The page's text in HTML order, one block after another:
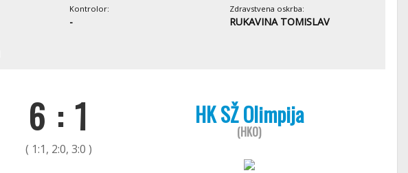
Kontrolor:
-
Zdravstvena oskrba:
RUKAVINA TOMISLAV
6 : 1
( 1:1, 2:0, 3:0 )
HK SŽ Olimpija
(HKO)